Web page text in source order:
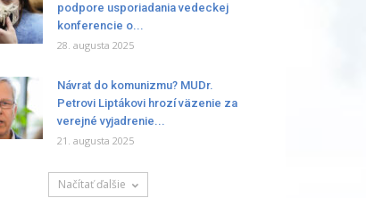
podpore usporiadania vedeckej
konferencie o...
28. augusta 2025
Návrat do komunizmu? MUDr.
Petrovi Liptákovi hrozí väzenie za
verejné vyjadrenie...
21. augusta 2025
Načítať ďalšie